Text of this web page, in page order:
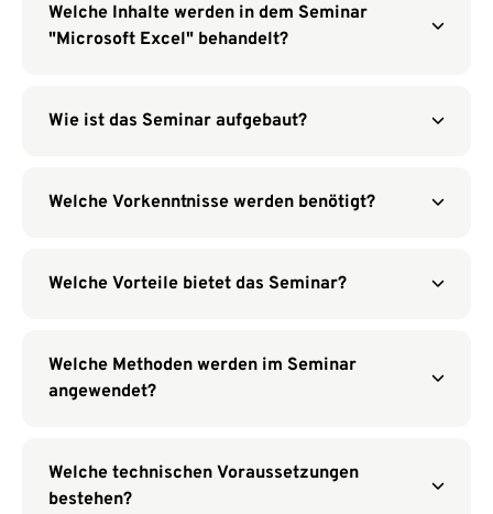
Welche Inhalte werden in dem Seminar
"Microsoft Excel" behandelt?
Wie ist das Seminar aufgebaut?
Welche Vorkenntnisse werden benötigt?
Welche Vorteile bietet das Seminar?
Welche Methoden werden im Seminar
angewendet?
Welche technischen Voraussetzungen
bestehen?